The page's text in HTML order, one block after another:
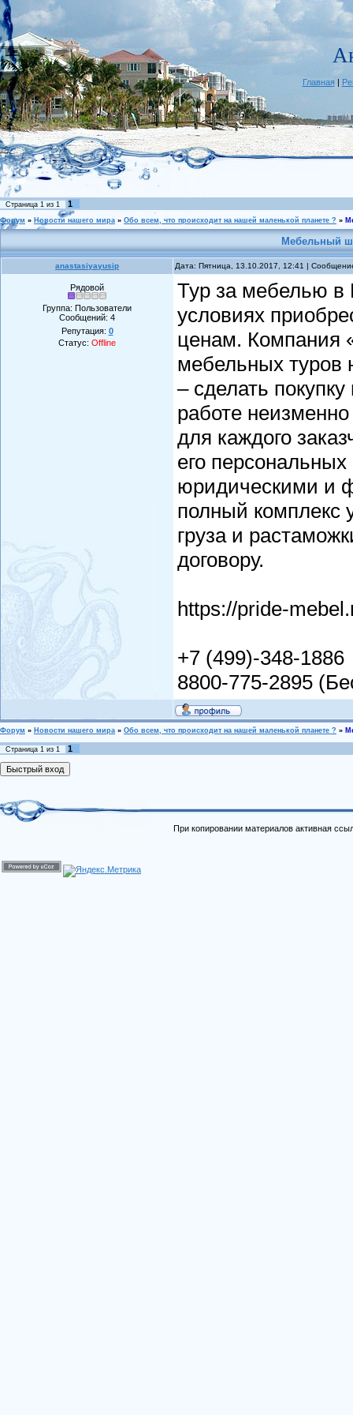
Главная |
Страница 1 из 1 1
Форум » Новости нашего мира » Обо всем, что происходит на нашей маленькой планете ? »
Мебельный
anastasiyayusip Дата: Пятница, 13.10.2017, 12:41 |
Рядовой
Группа: Пользователи
Сообщений: 4
Репутация: 0
Статус: Offline
Тур за мебелью в
условиях
ценам. Компания
мебельных туров
– сделать
работе
для каждого
его
юридическими и
полный комплекс
груза и
договору.
https://pride-
+7 (499)-348-1886
8800-775-2895
Форум » Новости нашего мира » Обо всем, что происходит на нашей маленькой планете ? »
Страница 1 из 1 1
При копировании материалов активная